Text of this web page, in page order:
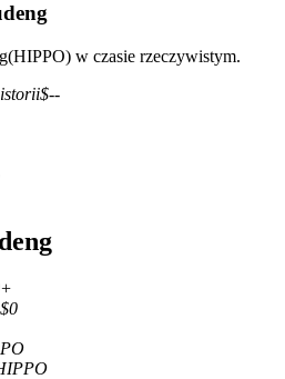
M
kryptowaluty
akcje, forex, metale szlachetne i
w czasie rzeczywistym.
$--
$0